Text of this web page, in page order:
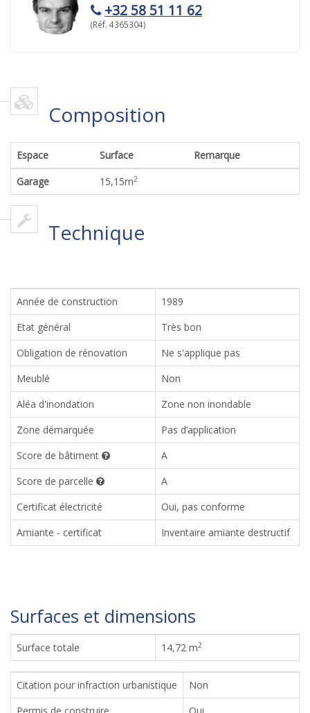
+32 58 51 11 62
(Réf. 4365304)
Composition
Espace Surface
Remarque
Garage
15,15m2
Technique
Année de construction
1989
Etat général
Très bon
Obligation de rénovation
Ne s'applique pas
Meublé
Non
Aléa d'inondation
Zone non inondable
Zone démarquée
Pas d’application
Score de bâtiment
A
Score de parcelle
A
Certificat électricité
Oui, pas conforme
Amiante - certificat
Inventaire amiante destructif
Surfaces et dimensions
Surface totale 14,72 m2
Citation pour infraction urbanistique
Non